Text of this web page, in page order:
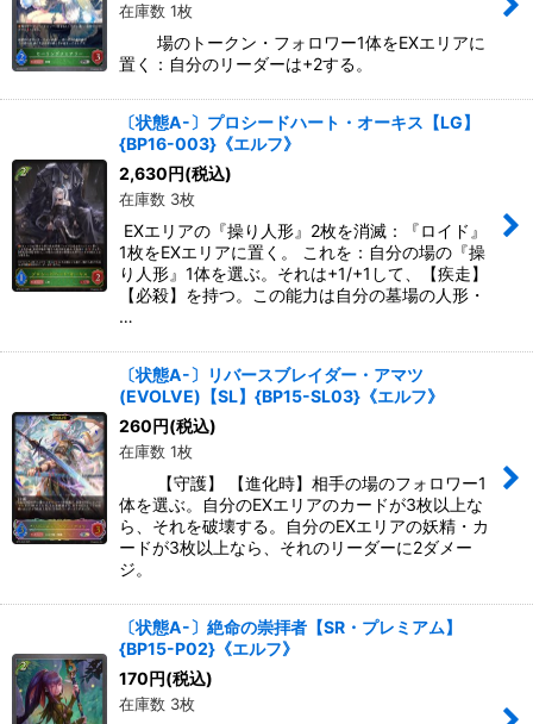
在庫数 1枚
場のトークン・フォロワー1体をEXエリアに
置く：自分のリーダーは+2する。
〔状態A-〕プロシードハート・オーキス【LG】
{BP16-003}《エルフ》
2,630円(税込)
在庫数 3枚
EXエリアの『操り人形』2枚を消滅：『ロイド』
1枚をEXエリアに置く。 これを：自分の場の『操
り人形』1体を選ぶ。それは+1/+1して、【疾走】
【必殺】を持つ。この能力は自分の墓場の人形・
…
〔状態A-〕リバースブレイダー・アマツ
(EVOLVE)【SL】{BP15-SL03}《エルフ》
260円(税込)
在庫数 1枚
【守護】 【進化時】相手の場のフォロワー1
体を選ぶ。自分のEXエリアのカードが3枚以上な
ら、それを破壊する。自分のEXエリアの妖精・カ
ードが3枚以上なら、それのリーダーに2ダメー
ジ。
〔状態A-〕絶命の崇拝者【SR・プレミアム】
{BP15-P02}《エルフ》
170円(税込)
在庫数 3枚